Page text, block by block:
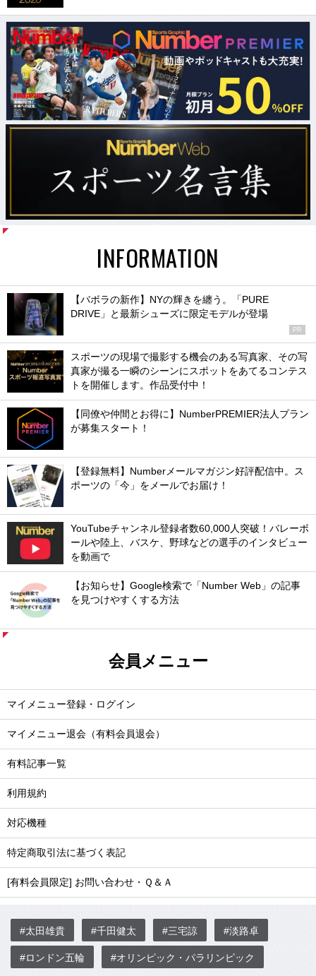
INFORMATION
【バボラの新作】NYの輝きを纏う。「PURE
DRIVE」と最新シューズに限定モデルが登場
PR
スポーツの現場で撮影する機会のある写真家、その写
真家が撮る一瞬のシーンにスポットをあてるコンテス
トを開催します。作品受付中！
【同僚や仲間とお得に】NumberPREMIER法人プラン
が募集スタート！
【登録無料】Numberメールマガジン好評配信中。ス
ポーツの「今」をメールでお届け！
YouTubeチャンネル登録者数60,000人突破！バレーボ
ールや陸上、バスケ、野球などの選手のインタビュー
を動画で
【お知らせ】Google検索で「Number Web」の記事
を見つけやすくする方法
会員メニュー
マイメニュー登録・ログイン
マイメニュー退会（有料会員退会）
有料記事一覧
利用規約
対応機種
特定商取引法に基づく表記
[有料会員限定] お問い合わせ・Ｑ＆Ａ
#太田雄貴 #千田健太 #三宅諒 #淡路卓
#ロンドン五輪 #オリンピック・パラリンピック